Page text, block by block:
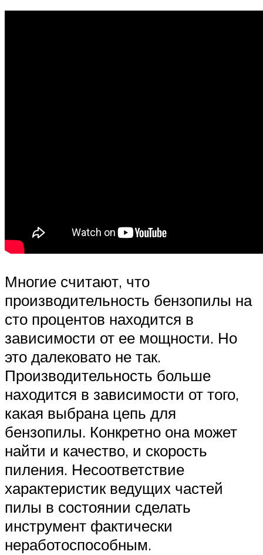
Многие считают, что
производительность бензопилы на
сто процентов находится в
зависимости от ее мощности. Но
это далековато не так.
Производительность больше
находится в зависимости от того,
какая выбрана цепь для
бензопилы. Конкретно она может
найти и качество, и скорость
пиления. Несоответствие
характеристик ведущих частей
пилы в состоянии сделать
инструмент фактически
неработоспособным.